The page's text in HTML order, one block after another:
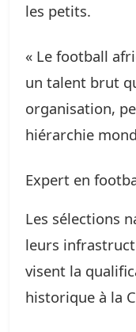
les petits.
« Le football
un talent brut
organisation,
hiérarchie
Expert en
Les sélections
leurs
visent la
historique à la